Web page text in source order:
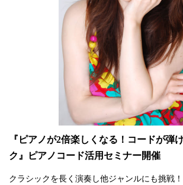
『ピアノが2倍楽しくなる！コードが弾
ク』ピアノコード活用セミナー開催
クラシックを長く演奏し他ジャンルにも挑戦